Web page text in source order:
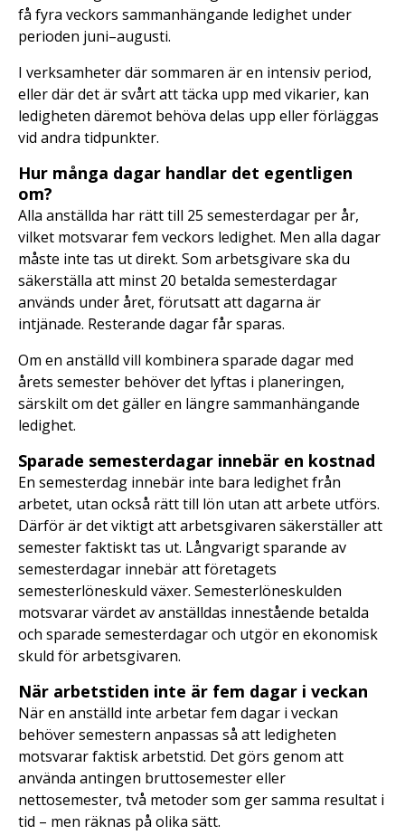
få fyra veckors sammanhängande ledighet under
perioden juni–augusti.
I verksamheter där sommaren är en intensiv period,
eller där det är svårt att täcka upp med vikarier, kan
ledigheten däremot behöva delas upp eller förläggas
vid andra tidpunkter.
Hur många dagar handlar det egentligen
om?
Alla anställda har rätt till 25 semesterdagar per år,
vilket motsvarar fem veckors ledighet. Men alla dagar
måste inte tas ut direkt. Som arbetsgivare ska du
säkerställa att minst 20 betalda semesterdagar
används under året, förutsatt att dagarna är
intjänade. Resterande dagar får sparas.
Om en anställd vill kombinera sparade dagar med
årets semester behöver det lyftas i planeringen,
särskilt om det gäller en längre sammanhängande
ledighet.
Sparade semesterdagar innebär en kostnad
En semesterdag innebär inte bara ledighet från
arbetet, utan också rätt till lön utan att arbete utförs.
Därför är det viktigt att arbetsgivaren säkerställer att
semester faktiskt tas ut. Långvarigt sparande av
semesterdagar innebär att företagets
semesterlöneskuld växer. Semesterlöneskulden
motsvarar värdet av anställdas innestående betalda
och sparade semesterdagar och utgör en ekonomisk
skuld för arbetsgivaren.
När arbetstiden inte är fem dagar i veckan
När en anställd inte arbetar fem dagar i veckan
behöver semestern anpassas så att ledigheten
motsvarar faktisk arbetstid. Det görs genom att
använda antingen bruttosemester eller
nettosemester, två metoder som ger samma resultat i
tid – men räknas på olika sätt.